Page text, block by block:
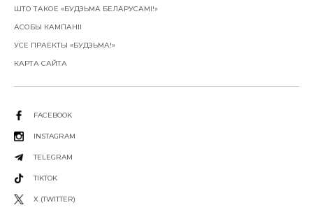
ШТО ТАКОЕ «БУДЗЬМА БЕЛАРУСАМІ!»
АСОБЫ КАМПАНІІ
УСЕ ПРАЕКТЫ «БУДЗЬМА!»
КАРТА САЙТА
FACEBOOK
INSTAGRAM
TELEGRAM
TIKTOK
X (TWITTER)